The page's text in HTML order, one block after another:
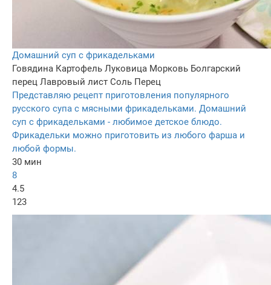
Домашний суп с фрикадельками
Говядина Картофель Луковица Морковь Болгарский
перец Лавровый лист Соль Перец
Представляю рецепт приготовления популярного
русского супа с мясными фрикадельками. Домашний
суп с фрикадельками - любимое детское блюдо.
Фрикадельки можно приготовить из любого фарша и
любой формы.
30 мин
8
4.5
123